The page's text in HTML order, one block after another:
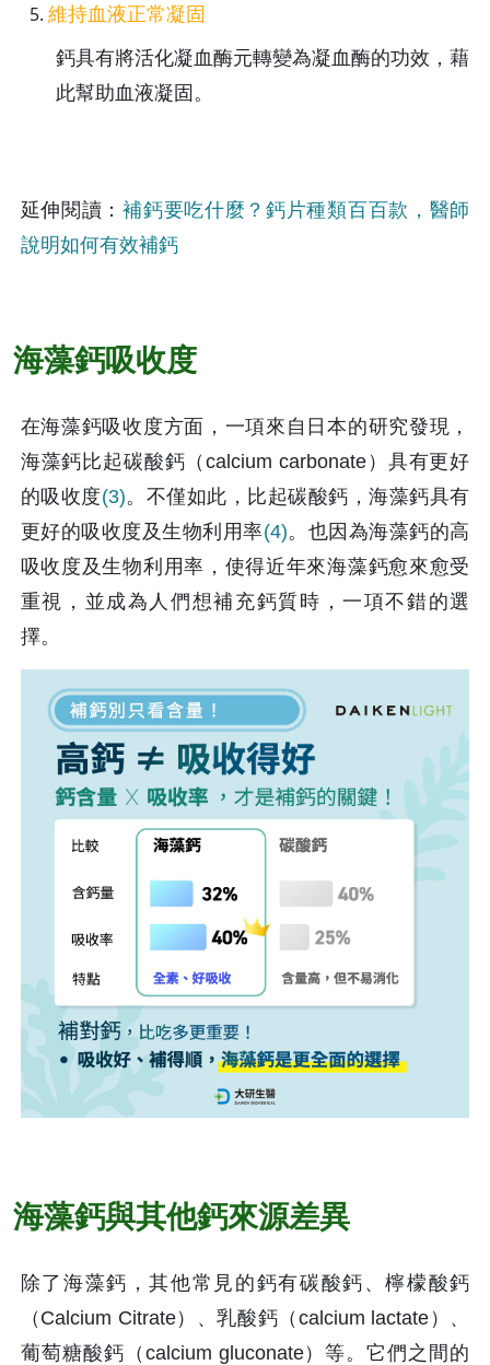
維持血液正常凝固
鈣具有將活化凝血酶元轉變為凝血酶的功效，藉
此幫助血液凝固。
延伸閱讀：補鈣要吃什麼？鈣片種類百百款，醫師
說明如何有效補鈣
海藻鈣吸收度
在海藻鈣吸收度方面，一項來自日本的研究發現，
海藻鈣比起碳酸鈣（calcium carbonate）具有更好
的吸收度(3)。不僅如此，比起碳酸鈣，海藻鈣具有
更好的吸收度及生物利用率(4)。也因為海藻鈣的高
吸收度及生物利用率，使得近年來海藻鈣愈來愈受
重視，並成為人們想補充鈣質時，一項不錯的選
擇。
海藻鈣與其他鈣來源差異
除了海藻鈣，其他常見的鈣有碳酸鈣、檸檬酸鈣
（Calcium Citrate）、乳酸鈣（calcium lactate）、
葡萄糖酸鈣（calcium gluconate）等。它們之間的